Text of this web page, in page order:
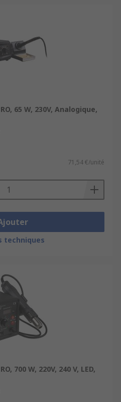
votre poste à
des soudures
sécurité !
65 W, 230V, Analogique,
71,54 €/unité
techniques
700 W, 220V, 240 V, LED,